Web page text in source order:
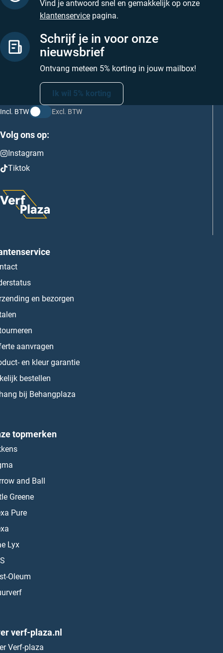
Vind je antwoord snel en gemakkelijk op onze
klantenservice pagina.
Schrijf je in voor onze
nieuwsbrief
Ontvang meteen 5% korting in jouw mailbox!
Ik wil 5% korting
Incl. BTW Excl. BTW
Volg ons op:
Instagram
Tiktok
en bezorgen
aanvragen
en kleur garantie
bestellen
bij Behangplaza
topmerken
and Ball
Greene
Pure
Lyx
Oleum
verf-plaza.nl
Verf-plaza